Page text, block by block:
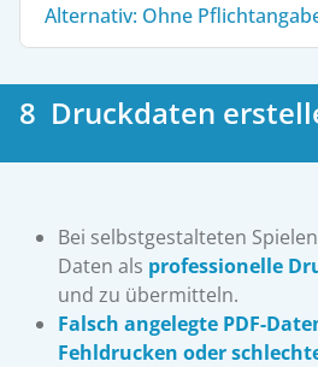
Alternativ: Ohne
8 Druckdaten
Bei selbstgestalteten
Daten als professionelle
und zu übermitteln.
Falsch angelegte PDF-
Fehldrucken oder